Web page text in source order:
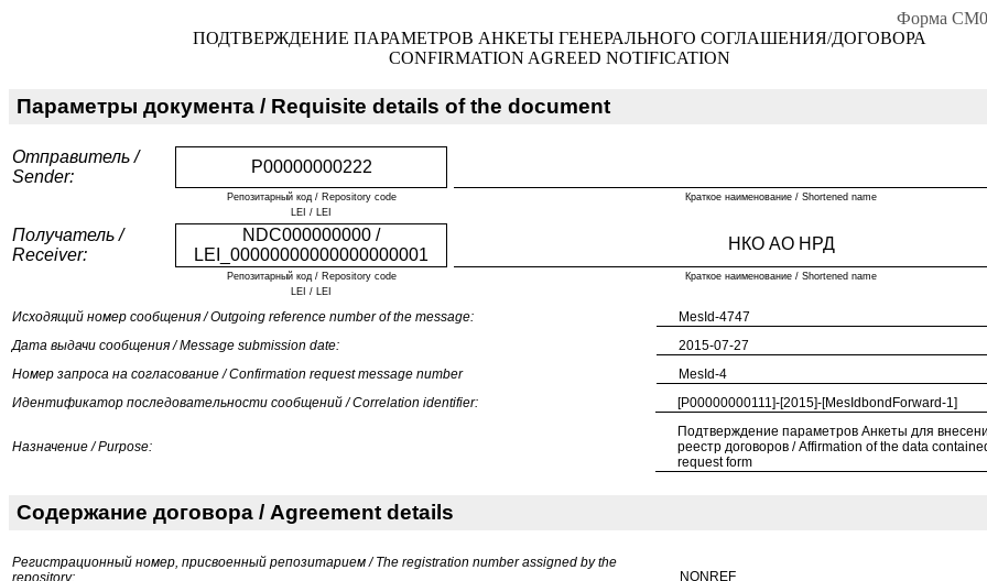
Форма
ПОДТВЕРЖДЕНИЕ ПАРАМЕТРОВ АНКЕТЫ ГЕНЕРАЛЬНОГО СОГЛАШЕНИЯ/ДОГОВОРА
CONFIRMATION AGREED NOTIFICATION
Параметры документа / Requisite details of the document
Отправитель /
Sender:
P00000000222
Репозитарный код / Repository code
Краткое наименование / Shortened name
LEI / LEI
Получатель /
Receiver:
NDC000000000 /
LEI_00000000000000000001
НКО АО НРД
Репозитарный код / Repository code
Краткое наименование / Shortened name
LEI / LEI
Исходящий номер сообщения / Outgoing reference number of the message:
MesId-4747
Дата выдачи сообщения / Message submission date:
2015-07-27
Номер запроса на согласование / Confirmation request message number
MesId-4
Идентификатор последовательности сообщений / Correlation identifier:
[P00000000111]-[2015]-[MesIdbondForward-1]
Назначение / Purpose:
Подтверждение параметров Анкеты для
реестр договоров / Affirmation of the data
request form
Содержание договора / Agreement details
Регистрационный номер, присвоенный репозитарием / The registration number assigned by the
repository:
NONREF